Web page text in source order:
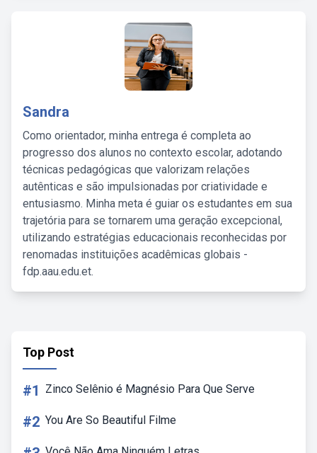
Sandra
Como orientador, minha entrega é completa ao
progresso dos alunos no contexto escolar, adotando
técnicas pedagógicas que valorizam relações
autênticas e são impulsionadas por criatividade e
entusiasmo. Minha meta é guiar os estudantes em sua
trajetória para se tornarem uma geração excepcional,
utilizando estratégias educacionais reconhecidas por
renomadas instituições acadêmicas globais -
fdp.aau.edu.et.
Top Post
#1 Zinco Selênio é Magnésio Para Que Serve
#2 You Are So Beautiful Filme